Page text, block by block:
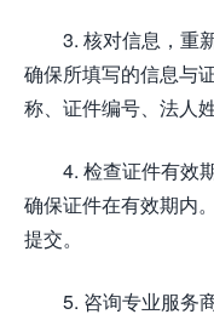
3. 核对信息，重
确保所填写的信息与
称、证件编号、法人姓
4. 检查证件有效
确保证件在有效期内
提交。
5. 咨询专业服务